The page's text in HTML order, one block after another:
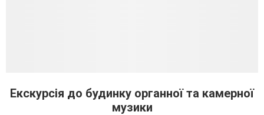
Екскурсія до будинку органної та камерної
музики